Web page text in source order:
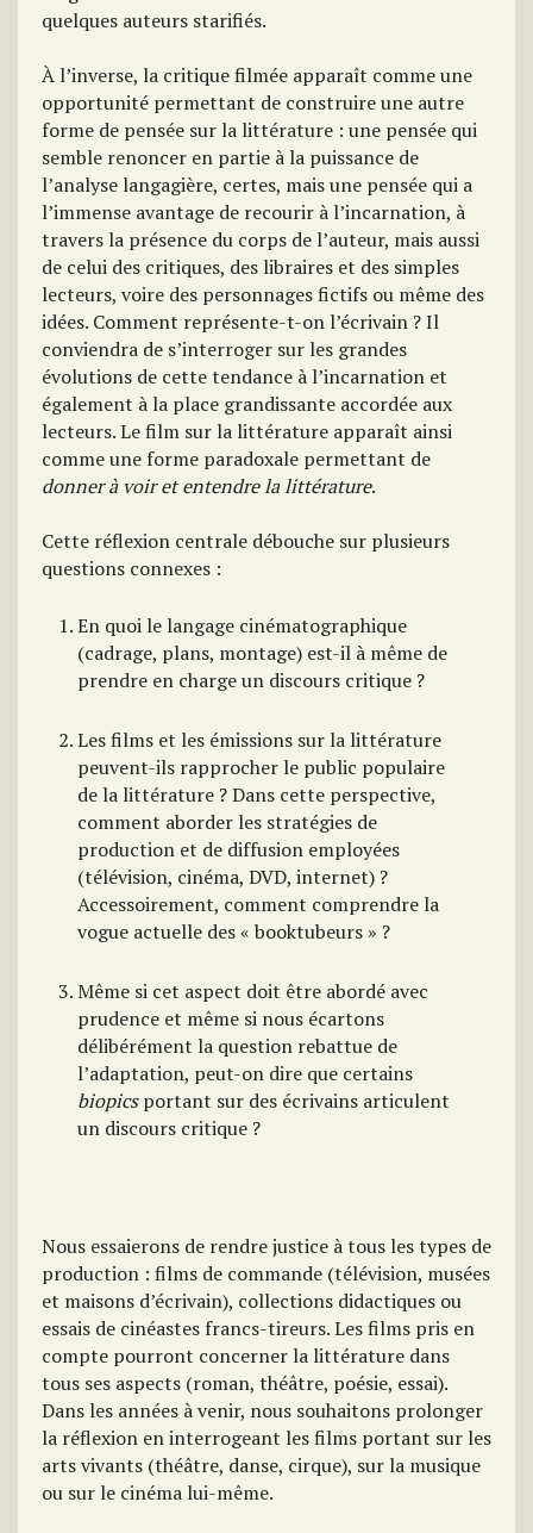
quelques auteurs starifiés.
À l’inverse, la critique filmée apparaît comme une
opportunité permettant de construire une autre
forme de pensée sur la littérature : une pensée qui
semble renoncer en partie à la puissance de
l’analyse langagière, certes, mais une pensée qui a
l’immense avantage de recourir à l’incarnation, à
travers la présence du corps de l’auteur, mais aussi
de celui des critiques, des libraires et des simples
lecteurs, voire des personnages fictifs ou même des
idées. Comment représente-t-on l’écrivain ? Il
conviendra de s’interroger sur les grandes
évolutions de cette tendance à l’incarnation et
également à la place grandissante accordée aux
lecteurs. Le film sur la littérature apparaît ainsi
comme une forme paradoxale permettant de
donner à voir et entendre la littérature.
Cette réflexion centrale débouche sur plusieurs
questions connexes :
En quoi le langage cinématographique
(cadrage, plans, montage) est-il à même de
prendre en charge un discours critique ?
Les films et les émissions sur la littérature
peuvent-ils rapprocher le public populaire
de la littérature ? Dans cette perspective,
comment aborder les stratégies de
production et de diffusion employées
(télévision, cinéma, DVD, internet) ?
Accessoirement, comment comprendre la
vogue actuelle des « booktubeurs » ?
Même si cet aspect doit être abordé avec
prudence et même si nous écartons
délibérément la question rebattue de
l’adaptation, peut-on dire que certains
biopicsportant sur des écrivains articulent
un discours critique ?
Nous essaierons de rendre justice à tous les types de
production : films de commande (télévision, musées
et maisons d’écrivain), collections didactiques ou
essais de cinéastes francs-tireurs. Les films pris en
compte pourront concerner la littérature dans
tous ses aspects (roman, théâtre, poésie, essai).
Dans les années à venir, nous souhaitons prolonger
la réflexion en interrogeant les films portant sur les
arts vivants (théâtre, danse, cirque), sur la musique
ou sur le cinéma lui-même.